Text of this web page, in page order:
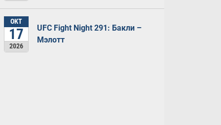
ОКТ
17
2026
UFC Fight Night 291: Бакли –
Мэлотт